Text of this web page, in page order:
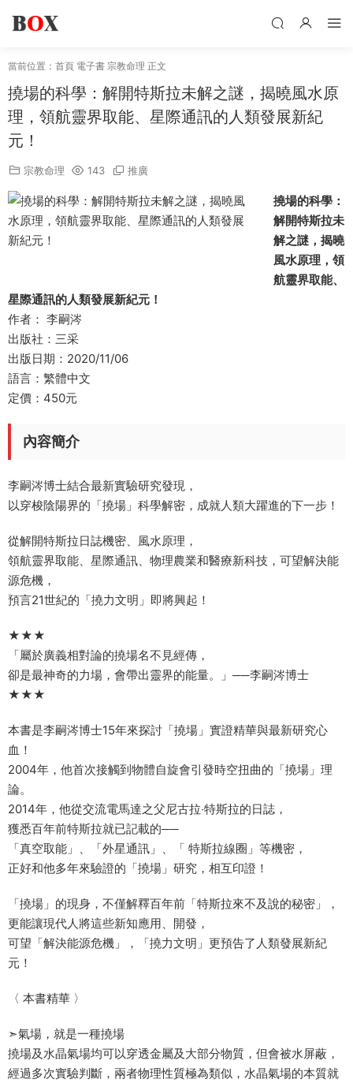
當前位置： 首頁 電子書 宗教命理 正文
撓場的科學：解開特斯拉未解之謎，揭曉風水原
理，領航靈界取能、星際通訊的人類發展新紀
元！
宗教命理 143 推廣
撓場的科學：
解開特斯拉未
解之謎，揭曉
風水原理，領
航靈界取能、
星際通訊的人類發展新紀元！
作者： 李嗣涔
出版社：三采
出版日期：2020/11/06
語言：繁體中文
定價：450元
內容簡介
李嗣涔博士結合最新實驗研究發現，
以穿梭陰陽界的「撓場」科學解密，成就人類大躍進的下一步！
從解開特斯拉日誌機密、風水原理，
領航靈界取能、星際通訊、物理農業和醫療新科技，可望解決能
源危機，
預言21世紀的「撓力文明」即將興起！
★★★
「屬於廣義相對論的撓場名不見經傳，
卻是最神奇的力場，會帶出靈界的能量。」──李嗣涔博士
★★★
本書是李嗣涔博士15年來探討「撓場」實證精華與最新研究心
血！
2004年，他首次接觸到物體自旋會引發時空扭曲的「撓場」理
論。
2014年，他從交流電馬達之父尼古拉‧特斯拉的日誌，
獲悉百年前特斯拉就已記載的──
「真空取能」、「外星通訊」、「 特斯拉線圈」等機密，
正好和他多年來驗證的「撓場」研究，相互印證！
「撓場」的現身，不僅解釋百年前「特斯拉來不及說的秘密」，
更能讓現代人將這些新知應用、開發，
可望「解決能源危機」，「撓力文明」更預告了人類發展新紀
元！
〈 本書精華 〉
➣氣場，就是一種撓場
撓場及水晶氣場均可以穿透金屬及大部分物質，但會被水屏蔽，
經過多次實驗判斷，兩者物理性質極為類似，水晶氣場的本質就